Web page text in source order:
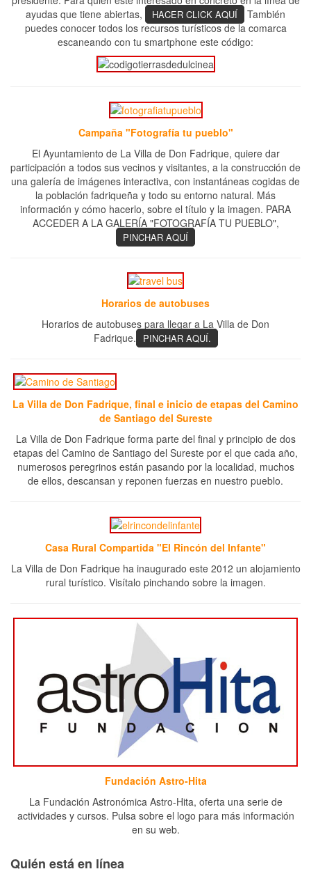
ayudas que tiene abiertas,
HACER CLICK AQUÍ
También
puedes conocer todos los recursos turísticos de la comarca
escaneando con tu smartphone este código:
Campaña "Fotografía tu pueblo"
El Ayuntamiento de La Villa de Don Fadrique, quiere dar
participación a todos sus vecinos y visitantes, a la construcción de
una galería de imágenes interactiva, con instantáneas cogidas de
la población fadriqueña y todo su entorno natural. Más
información y cómo hacerlo, sobre el título y la imagen. PARA
ACCEDER A LA GALERÍA "FOTOGRAFÍA TU PUEBLO",
PINCHAR AQUÍ
Horarios de autobuses
Horarios de autobuses para llegar a La Villa de Don
Fadrique.
PINCHAR AQUÍ.
La Villa de Don Fadrique, final e inicio de etapas del Camino
de Santiago del Sureste
La Villa de Don Fadrique forma parte del final y principio de dos
etapas del Camino de Santiago del Sureste por el que cada año,
numerosos peregrinos están pasando por la localidad, muchos
de ellos, descansan y reponen fuerzas en nuestro pueblo.
Casa Rural Compartida "El Rincón del Infante"
La Villa de Don Fadrique ha inaugurado este 2012 un alojamiento
rural turístico. Visítalo pinchando sobre la imagen.
Fundación Astro-Hita
La Fundación Astronómica Astro-Hita, oferta una serie de
actividades y cursos. Pulsa sobre el logo para más información
en su web.
Quién está en línea